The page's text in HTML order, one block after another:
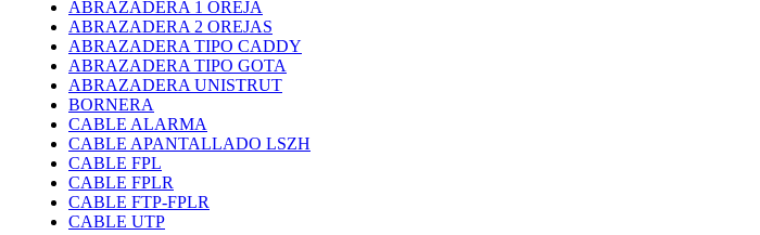
ABRAZADERA 1 OREJA
ABRAZADERA 2 OREJAS
ABRAZADERA TIPO CADDY
ABRAZADERA TIPO GOTA
ABRAZADERA UNISTRUT
BORNERA
CABLE ALARMA
CABLE APANTALLADO LSZH
CABLE FPL
CABLE FPLR
CABLE FTP-FPLR
CABLE UTP